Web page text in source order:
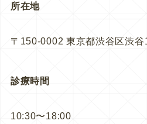
所在地
〒150-0002 東京都渋谷区渋
診療時間
10:30〜18:00